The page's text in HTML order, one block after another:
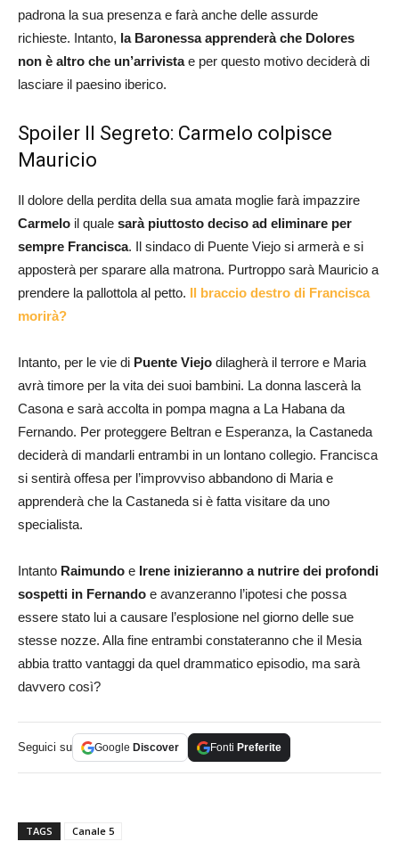
padrona la sua presenza e farà anche delle assurde
richieste. Intanto, la Baronessa apprenderà che Dolores
non è altro che un’arrivistae per questo motivo deciderà di
lasciare il paesino iberico.
Spoiler Il Segreto: Carmelo colpisce
Mauricio
Il dolore della perdita della sua amata moglie farà impazzire
Carmelo il quale sarà piuttosto deciso ad eliminare per
sempre Francisca. Il sindaco di Puente Viejo si armerà e si
apposterà per sparare alla matrona. Purtroppo sarà Mauricio a
prendere la pallottola al petto. Il braccio destro di Francisca
morirà?
Intanto, per le vie di Puente Viejo dilagherà il terrore e Maria
avrà timore per la vita dei suoi bambini. La donna lascerà la
Casona e sarà accolta in pompa magna a La Habana da
Fernando. Per proteggere Beltran e Esperanza, la Castaneda
deciderà di mandarli entrambi in un lontano collegio. Francisca
si sentirà offesa per l’improvviso abbandono di Maria e
apprenderà che la Castaneda si è fatta visitare da uno
specialista.
Intanto Raimundo e Irene inizieranno a nutrire dei profondi
sospetti in Fernando e avanzeranno l’ipotesi che possa
essere stato lui a causare l’esplosione nel giorno delle sue
stesse nozze. Alla fine entrambi constateranno che il Mesia
abbia tratto vantaggi da quel drammatico episodio, ma sarà
davvero così?
Seguici su Google Discover Fonti Preferite
TAGS Canale 5